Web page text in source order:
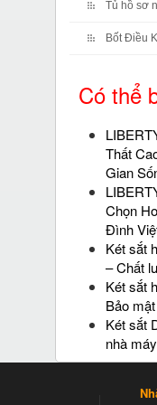
Tủ hồ sơ
Bốt Điều
Có thể
Thất
Gian
Chọn
Đình
Két sắt
– Chất
Két sắt
Bảo
Két sắt
nhà